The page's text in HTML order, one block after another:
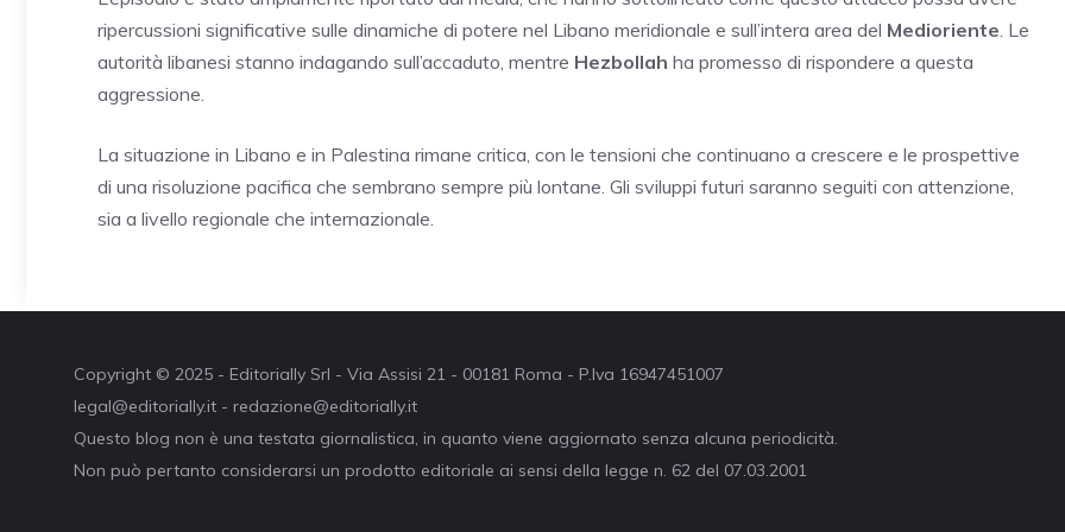
ripercussioni significative sulle dinamiche di potere nel Libano meridionale e sull’intera area del Medioriente. Le
autorità libanesi stanno indagando sull’accaduto, mentre Hezbollah ha promesso di rispondere a questa
aggressione.
La situazione in Libano e in Palestina rimane critica, con le tensioni che continuano a crescere e le prospettive
di una risoluzione pacifica che sembrano sempre più lontane. Gli sviluppi futuri saranno seguiti con attenzione,
sia a livello regionale che internazionale.
Copyright © 2025 - Editorially Srl - Via Assisi 21 - 00181 Roma - P.Iva 16947451007
legal@editorially.it - redazione@editorially.it
Questo blog non è una testata giornalistica, in quanto viene aggiornato senza alcuna periodicità.
Non può pertanto considerarsi un prodotto editoriale ai sensi della legge n. 62 del 07.03.2001